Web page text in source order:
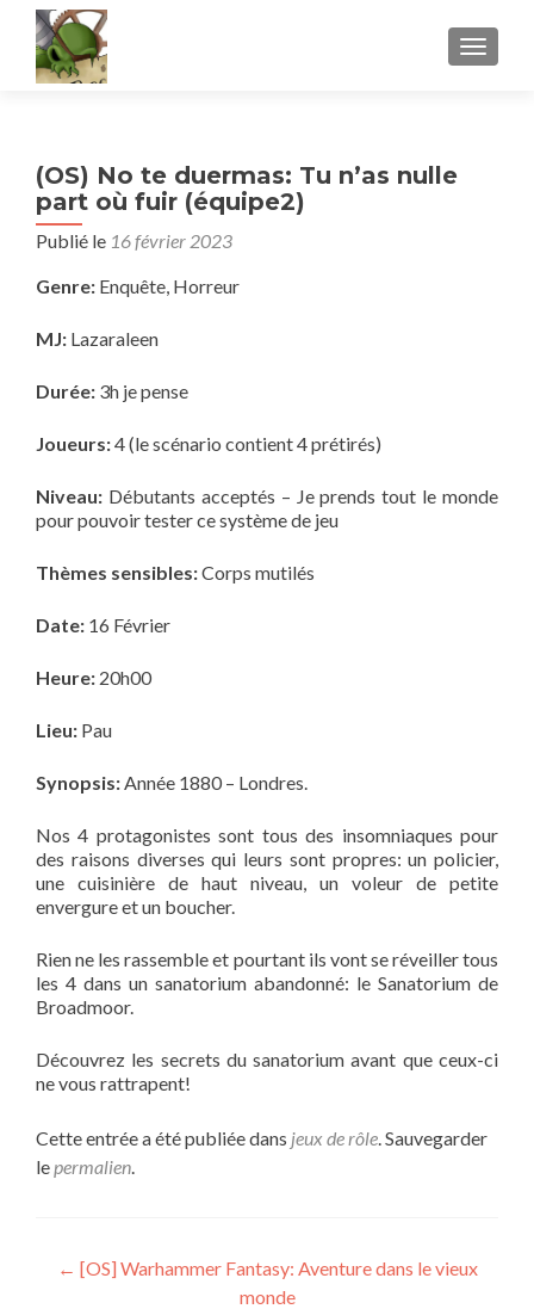
(OS) No te duermas: Tu n’as nulle
part où fuir (équipe2)
Publié le 16 février 2023
Genre: Enquête, Horreur
MJ: Lazaraleen
Durée: 3h je pense
Joueurs:4 (le scénario contient 4 prétirés)
Niveau: Débutants acceptés – Je prends tout le monde
pour pouvoir tester ce système de jeu
Thèmes sensibles:Corps mutilés
Date: 16 Février
Heure: 20h00
Lieu: Pau
Synopsis:Année 1880 – Londres.
Nos 4 protagonistes sont tous des insomniaques pour
des raisons diverses qui leurs sont propres: un policier,
une cuisinière de haut niveau, un voleur de petite
envergure et un boucher.
Rien ne les rassemble et pourtant ils vont se réveiller tous
les 4 dans un sanatorium abandonné: le Sanatorium de
Broadmoor.
Découvrez les secrets du sanatorium avant que ceux-ci
ne vous rattrapent!
Cette entrée a été publiée dans jeux de rôle. Sauvegarder
lepermalien.
Navigation
← [OS] Warhammer Fantasy: Aventure dans le vieux
monde